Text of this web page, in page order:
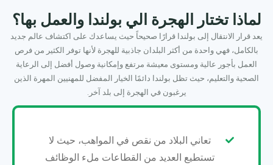
لماذا تختار الهجرة الي بولندا والعمل بها؟
يعد قرار الانتقال إلى بولندا قرارًا صحيحاً حيث يساعدك على اكتشاف عالم جديد
بالكامل، فهي واحدة من أكثر البلدان جاذبية للهجرة لأنها توفر الكثير من فرص
العمل بأجور عالية ومستوى معيشة مرتفع وإمكانية وصول أفضل إلى الرعاية
الصحية والتعليم، حيث تظل بولندا دائمًا الخيار المفضل للمهنيين المهرة الذين
يرغبون في الهجرة إلى بلد آخر.
تعاني البلاد من نقص في المواهب، حيث لا
تستطيع العديد من القطاعات ملء الوظائف